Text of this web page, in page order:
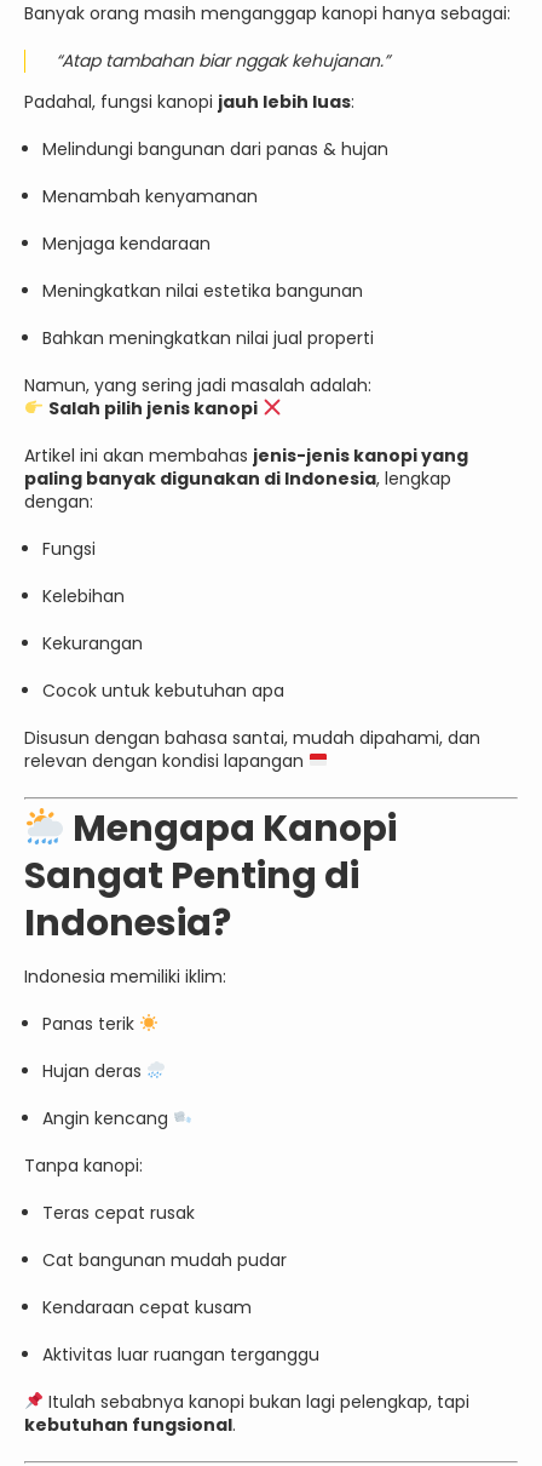
Banyak orang masih menganggap kanopi hanya sebagai:
“Atap tambahan biar nggak kehujanan.”
Padahal, fungsi kanopi jauh lebih luas:
Melindungi bangunan dari panas & hujan
Menambah kenyamanan
Menjaga kendaraan
Meningkatkan nilai estetika bangunan
Bahkan meningkatkan nilai jual properti
Namun, yang sering jadi masalah adalah:
Salah pilih jenis kanopi
Artikel ini akan membahas jenis-jenis kanopi yang
paling banyak digunakan di Indonesia, lengkap
dengan:
Fungsi
Kelebihan
Kekurangan
Cocok untuk kebutuhan apa
Disusun dengan bahasa santai, mudah dipahami, dan
relevan dengan kondisi lapangan
Mengapa Kanopi
Sangat Penting di
Indonesia?
Indonesia memiliki iklim:
Panas terik
Hujan deras
Angin kencang
Tanpa kanopi:
Teras cepat rusak
Cat bangunan mudah pudar
Kendaraan cepat kusam
Aktivitas luar ruangan terganggu
Itulah sebabnya kanopi bukan lagi pelengkap, tapi
kebutuhan fungsional.